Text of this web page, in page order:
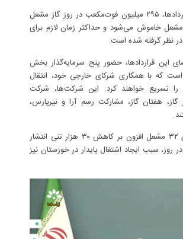
بر اساس این قراردادها، ۲۹۵ میلیون فوت‌مکعب در روز گاز مشعل
جمع‌آوری و ۳۲ مشعل خاموش می‌شود و حداکثر زمان لازم برای
این قراردادها، حضور پنج سرمایه‌گذار بخش
که با همکاری شرکای خارجی خود، انتقال
را تسریع خواهند کرد. این شرکت‌ها، شرکت
گاز، هفتان گاز، مشارکت رسم آرا و نیرپارس،
جمع‌آوری گازهای ۳۲ مشعل افزون بر کاهش ۳۰ هزار تنی انتشار
روز، سبب ایجاد اشتغال پایدار در خوزستان نیز